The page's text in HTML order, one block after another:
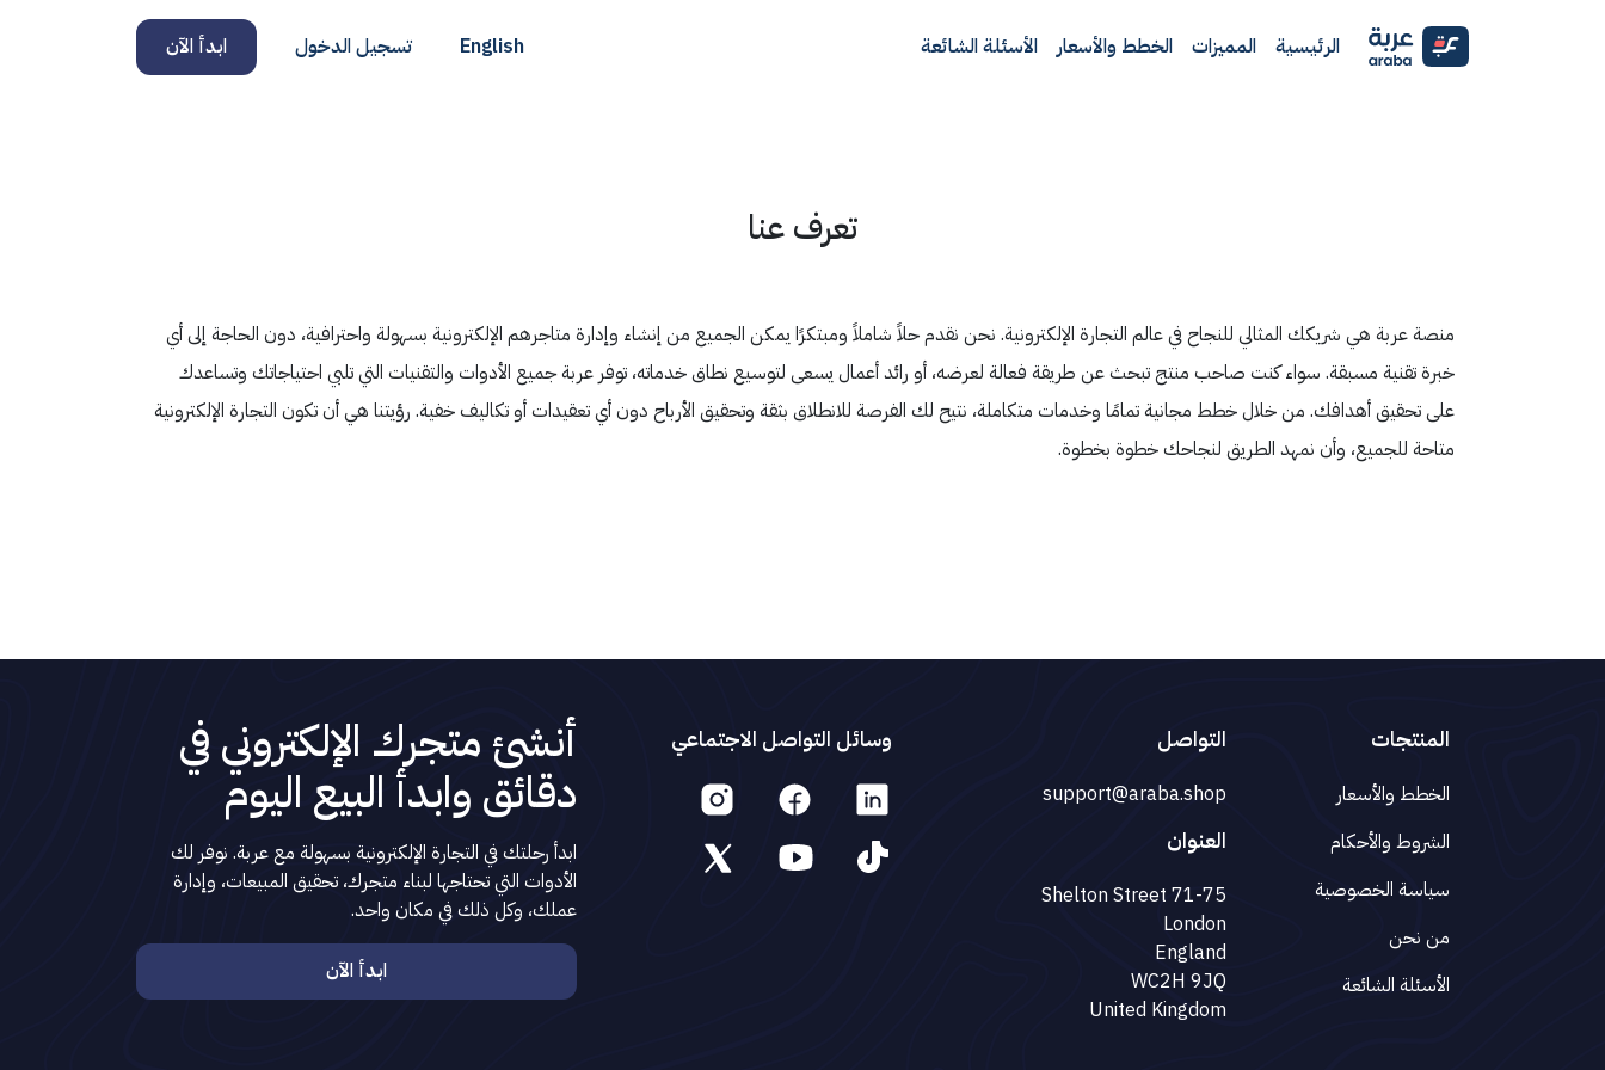
الرئيسية المميزات الخطط والأسعار الأسئلة الشائعة English تسجيل الدخول ابدأ الآن
تعرف عنا
منصة عربة هي شريكك المثالي للنجاح في عالم التجارة الإلكترونية. نحن نقدم حلاً شاملاً ومبتكرًا يمكن الجميع من إنشاء وإدارة متاجرهم الإلكترونية بسهولة واحترافية، دون الحاجة إلى أي
خبرة تقنية مسبقة. سواء كنت صاحب منتج تبحث عن طريقة فعالة لعرضه، أو رائد أعمال يسعى لتوسيع نطاق خدماته، توفر عربة جميع الأدوات والتقنيات التي تلبي احتياجاتك وتساعدك
على تحقيق أهدافك. من خلال خطط مجانية تمامًا وخدمات متكاملة، نتيح لك الفرصة للانطلاق بثقة وتحقيق الأرباح دون أي تعقيدات أو تكاليف خفية. رؤيتنا هي أن تكون التجارة الإلكترونية
متاحة للجميع، وأن نمهد الطريق لنجاحك خطوة بخطوة.
المنتجات
الخطط والأسعار
الشروط والأحكام
سياسة الخصوصية
من نحن
الأسئلة الشائعة
التواصل
support@araba.shop
العنوان
71-75 Shelton Street
London
England
WC2H 9JQ
United Kingdom
وسائل التواصل الاجتماعي
Linkedin
Facebook account
Instagram account
TikTok account
YouTube account
Twitter account
أنشئ متجرك الإلكتروني في
دقائق وابدأ البيع اليوم
ابدأ رحلتك في التجارة الإلكترونية بسهولة مع عربة. نوفر لك
الأدوات التي تحتاجها لبناء متجرك، تحقيق المبيعات، وإدارة
عملك، وكل ذلك في مكان واحد.
ابدأ الآن